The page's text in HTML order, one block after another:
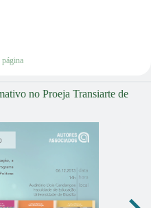
página
no Proeja Transiarte de